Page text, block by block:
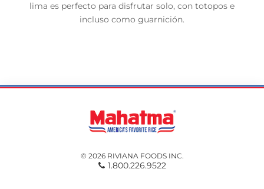
lima es perfecto para disfrutar solo, con totopos e
incluso como guarnición.
© 2026 RIVIANA FOODS INC.
1.800.226.9522